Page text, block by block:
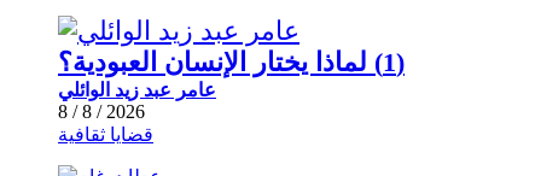
(1) لماذا يختار الإنسان العبودية؟
عامر عبد زيد الوائلي
2026 / 8 / 8
قضايا ثقافية